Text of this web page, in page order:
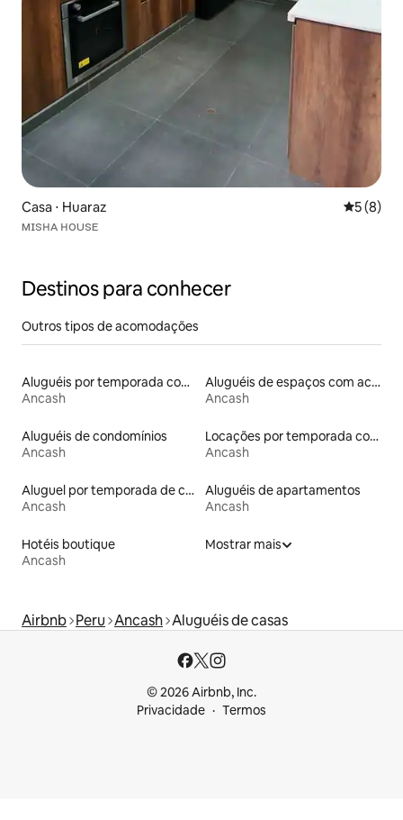
Casa ⋅ Huaraz 5 de
5 (8)
ᴍɪꜱʜᴀ ʜᴏᴜꜱᴇ
Destinos para conhecer
Outros tipos de acomodações
Aluguéis por temporada com banheira de hidromassagem
Ancash
Aluguéis de espaços com acesso direto a pistas de esqui
Ancash
Aluguéis de condomínios
Ancash
Locações por temporada com piscina
Ancash
Aluguel por temporada de casas de hóspedes
Ancash
Aluguéis de apartamentos
Ancash
Hotéis boutique
Ancash
Mostrar mais
Airbnb Peru Ancash Aluguéis de casas
© 2026 Airbnb, Inc.
Privacidade
Termos